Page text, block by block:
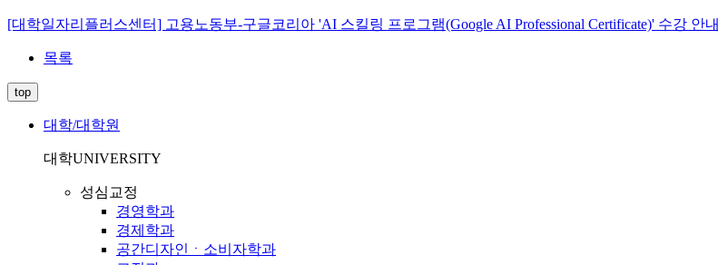
[대학일자리플러스센터] 고용노동부-구글코리아 'AI 스킬링 프로그램(Google AI Professional Certificate)' 수강 안내
목록
top
대학/대학원
대학UNIVERSITY
성심교정
경영학과
경제학과
공간디자인ㆍ소비자학과